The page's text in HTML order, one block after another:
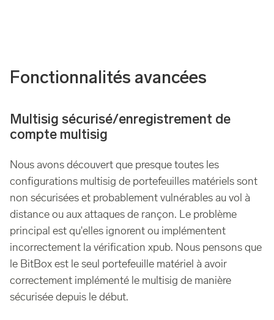
Fonctionnalités avancées
Multisig sécurisé/enregistrement de
compte multisig
Nous avons découvert que presque toutes les
configurations multisig de portefeuilles matériels sont
non sécurisées et probablement vulnérables au vol à
distance ou aux attaques de rançon. Le problème
principal est qu'elles ignorent ou implémentent
incorrectement la vérification xpub. Nous pensons que
le BitBox est le seul portefeuille matériel à avoir
correctement implémenté le multisig de manière
sécurisée depuis le début.